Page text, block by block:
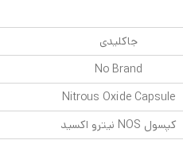
جاکلیدی
No Brand
Nitrous Oxide Capsule
کپسول NOS نیترو اکسید